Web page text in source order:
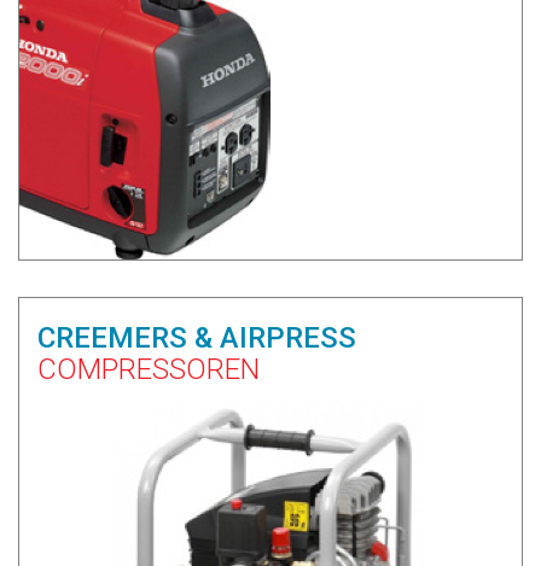
CREEMERS & AIRPRESS
COMPRESSOREN